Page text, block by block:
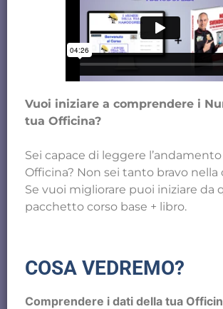
Vuoi iniziare a comprendere i
tua Officina?
Sei capace di leggere
Officina? Non sei tanto bravo nella
Se vuoi migliorare puoi iniziare da
pacchetto corso base + libro.
COSA VEDREMO?
Comprendere i dati della tua